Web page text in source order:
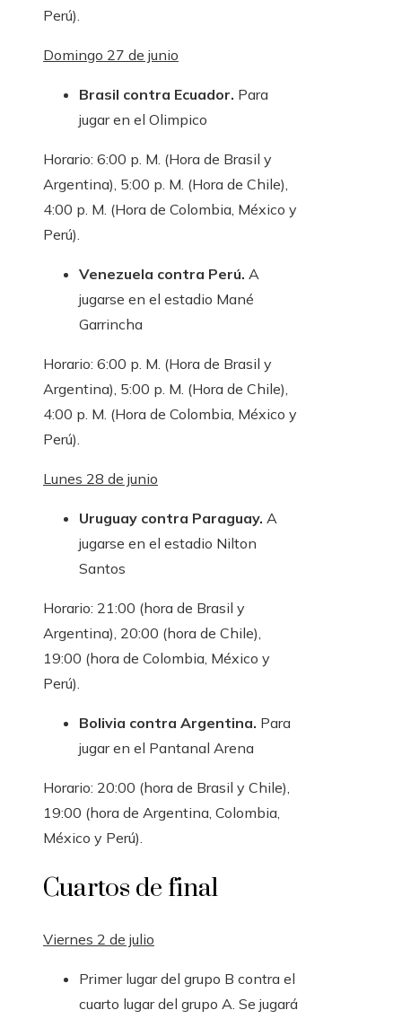
Perú).
Domingo 27 de junio
Brasil contra Ecuador. Para
jugar en el Olimpico
Horario: 6:00 p. M. (Hora de Brasil y
Argentina), 5:00 p. M. (Hora de Chile),
4:00 p. M. (Hora de Colombia, México y
Perú).
Venezuela contra Perú. A
jugarse en el estadio Mané
Garrincha
Horario: 6:00 p. M. (Hora de Brasil y
Argentina), 5:00 p. M. (Hora de Chile),
4:00 p. M. (Hora de Colombia, México y
Perú).
Lunes 28 de junio
Uruguay contra Paraguay. A
jugarse en el estadio Nilton
Santos
Horario: 21:00 (hora de Brasil y
Argentina), 20:00 (hora de Chile),
19:00 (hora de Colombia, México y
Perú).
Bolivia contra Argentina. Para
jugar en el Pantanal Arena
Horario: 20:00 (hora de Brasil y Chile),
19:00 (hora de Argentina, Colombia,
México y Perú).
Cuartos de final
Viernes 2 de julio
Primer lugar del grupo B contra el
cuarto lugar del grupo A. Se jugará